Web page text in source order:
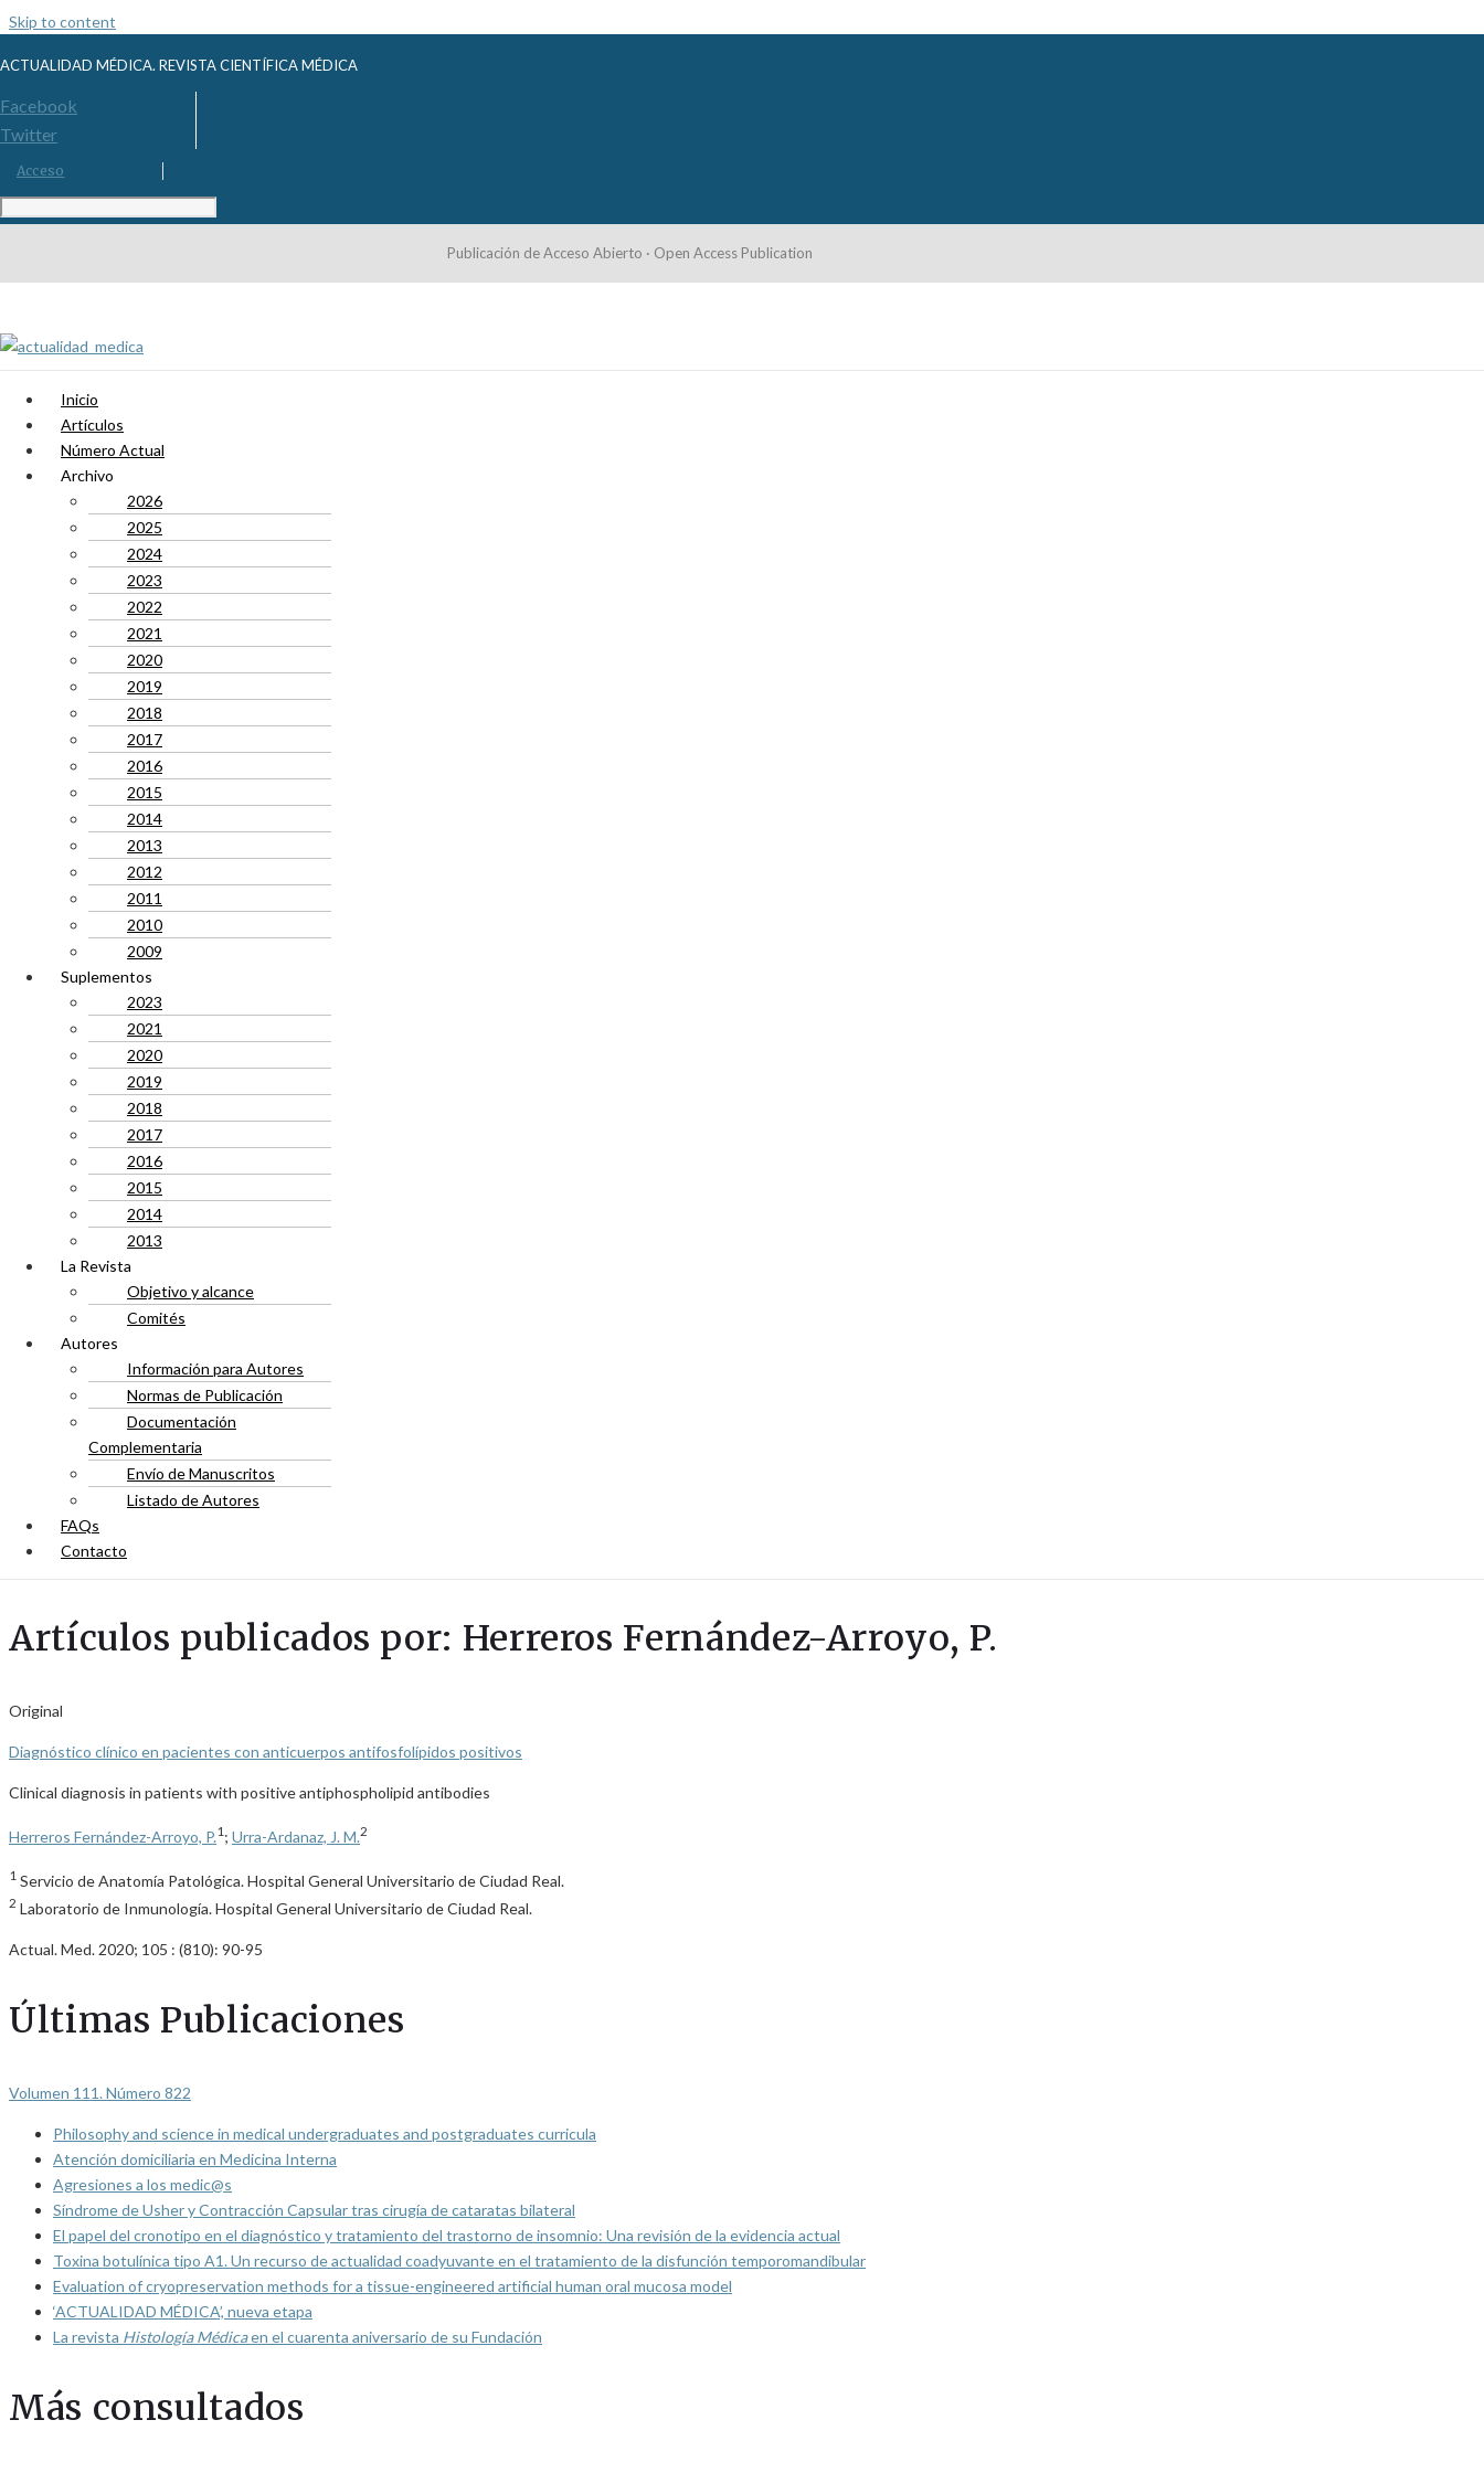
Skip to content
ACTUALIDAD MÉDICA. REVISTA CIENTÍFICA MÉDICA
Facebook
Twitter
Acceso
Publicación de Acceso Abierto · Open Access Publication
Inicio
Artículos
Número Actual
Archivo
2026
2025
2024
2023
2022
2021
2020
2019
2018
2017
2016
2015
2014
2013
2012
2011
2010
2009
Suplementos
2023
2021
2020
2019
2018
2017
2016
2015
2014
2013
La Revista
Objetivo y alcance
Comités
Autores
Información para Autores
Normas de Publicación
Documentación
Complementaria
Envío de Manuscritos
Listado de Autores
FAQs
Contacto
Artículos publicados por: Herreros Fernández-Arroyo, P.
Original
Diagnóstico clínico en pacientes con anticuerpos antifosfolípidos positivos
Clinical diagnosis in patients with positive antiphospholipid antibodies
Herreros Fernández-Arroyo, P.1 ; Urra-Ardanaz, J. M.2
1 Servicio de Anatomía Patológica. Hospital General Universitario de Ciudad Real.
2 Laboratorio de Inmunología. Hospital General Universitario de Ciudad Real.
Actual. Med. 2020; 105 : (810): 90-95
Últimas Publicaciones
Volumen 111. Número 822
Philosophy and science in medical undergraduates and postgraduates curricula
Atención domiciliaria en Medicina Interna
Agresiones a los medic@s
Síndrome de Usher y Contracción Capsular tras cirugía de cataratas bilateral
El papel del cronotipo en el diagnóstico y tratamiento del trastorno de insomnio: Una revisión de la evidencia actual
Toxina botulínica tipo A1. Un recurso de actualidad coadyuvante en el tratamiento de la disfunción temporomandibular
Evaluation of cryopreservation methods for a tissue-engineered artificial human oral mucosa model
‘ACTUALIDAD MÉDICA’, nueva etapa
La revista Histología Médicaen el cuarenta aniversario de su Fundación
Más consultados